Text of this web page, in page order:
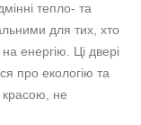
тепло- та
для тих, хто
енергію. Ці двері
про екологію та
красою, не